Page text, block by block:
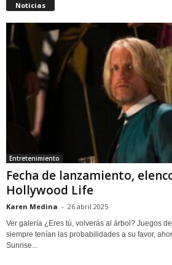
Noticias
Entretenimiento
Fecha de lanzamiento,
Hollywood Life
Karen Medina - 26 abril 2025
Ver galería ¿Eres tú, volverás al árbol? Juegos
siempre tenían las probabilidades a su favor,
Sunrise...